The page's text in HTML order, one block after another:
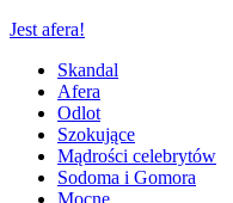
Jest afera!
Skandal
Afera
Odlot
Szokujące
Mądrości celebrytów
Sodoma i Gomora
Mocne